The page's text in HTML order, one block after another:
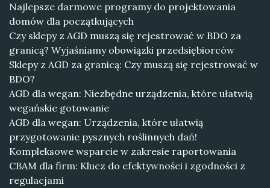
Najlepsze darmowe programy do projektowania
domów dla początkujących
Czy sklepy z AGD muszą się rejestrować w BDO za
granicą? Wyjaśniamy obowiązki przedsiębiorców
Sklepy z AGD za granicą: Czy muszą się rejestrować w
BDO?
AGD dla wegan: Niezbędne urządzenia, które ułatwią
wegańskie gotowanie
AGD dla wegan: Urządzenia, które ułatwią
przygotowanie pysznych roślinnych dań!
Kompleksowe wsparcie w zakresie raportowania
CBAM dla firm: Klucz do efektywności i zgodności z
regulacjami